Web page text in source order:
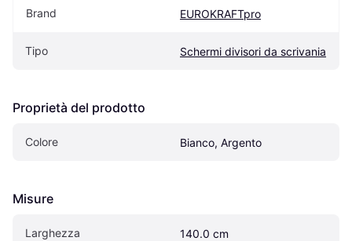
Brand EUROKRAFTpro
Tipo Schermi divisori da scrivania
Proprietà del prodotto
Colore Bianco, Argento
Misure
Larghezza 140.0 cm